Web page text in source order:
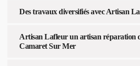
Des travaux diversifiés avec Artisan
Artisan Lafleur un artisan réparation
Camaret Sur Mer